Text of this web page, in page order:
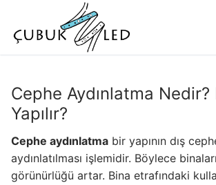
Cephe Aydınlatma Nedir?
Yapılır?
Cephe aydınlatma bir yapının dış
aydınlatılması işlemidir. Böylece
görünürlüğü artar. Bina etrafındaki